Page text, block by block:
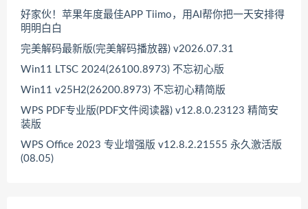
好家伙！苹果年度最佳APP Tiimo，用AI帮你把一天安排得
明明白白
完美解码最新版(完美解码播放器) v2026.07.31
Win11 LTSC 2024(26100.8973) 不忘初心版
Win11 v25H2(26200.8973) 不忘初心精简版
WPS PDF专业版(PDF文件阅读器) v12.8.0.23123 精简安
装版
WPS Office 2023 专业增强版 v12.8.2.21555 永久激活版
(08.05)